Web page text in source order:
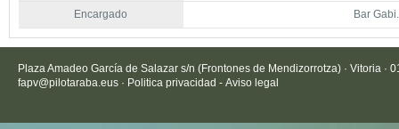
Encargado Bar
Plaza Amadeo García de Salazar s/n (Frontones de Mendizorrotza) · Vitoria ·
fapv@pilotaraba.eus · Politica privacidad - Aviso legal